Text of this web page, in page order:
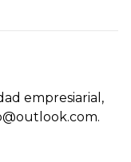
empresiarial,